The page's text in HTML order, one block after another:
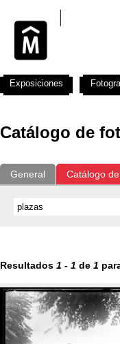
Catálogo de
General Catálogo
Resultados 1 - 1 de 1
Exposiciones